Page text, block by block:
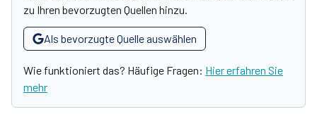
zu Ihren bevorzugten Quellen hinzu.
Als bevorzugte Quelle auswählen
Wie funktioniert das? Häufige Fragen: Hier erfahren Sie
mehr